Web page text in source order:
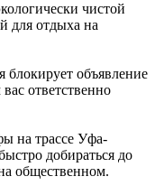
чистой
для отдыха на
объявление
ответственно
на трассе Уфа-
добираться до
общественном.